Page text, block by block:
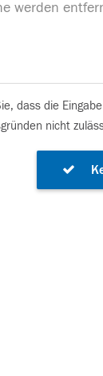
dass die
nicht